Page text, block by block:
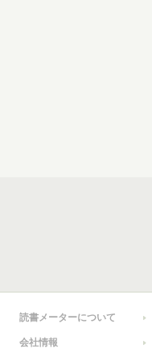
読書メーターについて
会社情報